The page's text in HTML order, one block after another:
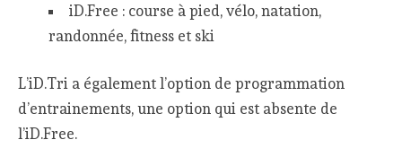
iD.Free : course à pied, vélo, natation,
randonnée, fitness et ski
L’iD.Tri a également l’option de programmation
d’entrainements, une option qui est absente de
l’iD.Free.